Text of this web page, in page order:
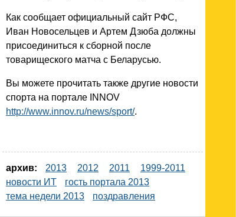
Как сообщает официальный сайт РФС,
Иван Новосельцев и Артем Дзюба должны
присоединиться к сборной после
товарищеского матча с Беларусью.
Вы можете прочитать также другие новости
спорта на портале INNOV
http://www.innov.ru/news/sport/.
архив: 2013 2012 2011
1999-2011
новости ИТ
гость портала 2013
тема недели 2013
поздравления